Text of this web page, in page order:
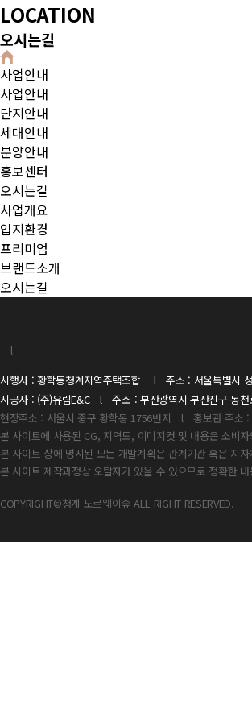
LOCATION
오시는길
사업안내
사업안내
단지안내
세대안내
분양안내
홍보센터
오시는길
사업개요
입지환경
프리미엄
브랜드소개
오시는길
l
시행사 : 황학동청계지역주택조합 l 주소 : 서울특별시
시공사 : (주)유림E&C l 주소 : 부산광역시 부산진구 동천
현장주소 : 서울시 중구 황학동 1756번지 l 홍보관 주소 :
본 사이트에 사용된 CG, 지역도, 이미지컷 및 내용은 소비
본 사이트 상에 명시된 모든 개발계획은 관계기관 혹은 지
본 사이트 제작과정상 오탈자가 있을 수 있으므로 정확한
COPYRIGHT©청계 노르웨이숲 ALL RIGHT RESERVED.